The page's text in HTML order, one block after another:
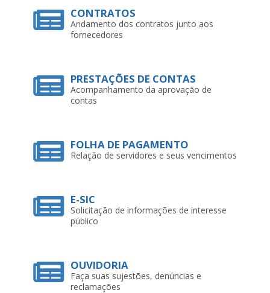
CONTRATOS
Andamento dos contratos junto aos
fornecedores
PRESTAÇÕES DE CONTAS
Acompanhamento da aprovação de
contas
FOLHA DE PAGAMENTO
Relação de servidores e seus vencimentos
E-SIC
Solicitação de informações de interesse
público
OUVIDORIA
Faça suas sujestões, denúncias e
reclamações